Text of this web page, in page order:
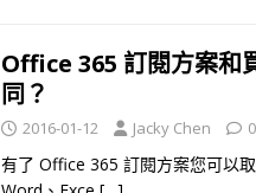
Office 365 訂閱方案和
同？
2016-01-12 Jacky Chen 0
有了 Office 365 訂閱方案您可以